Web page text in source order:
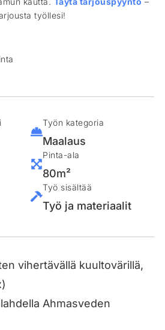
työllesi!
Työn kategoria
Maalaus
Pinta-ala
80m²
Työ sisältää
Työ ja materiaalit
vihertävällä kuultovärillä,
Ahmasveden